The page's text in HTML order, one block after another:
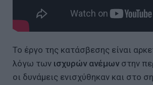
Το έργο της κατάσβεσης είναι
λόγω των ισχυρών ανέμων στην
οι δυνάμεις ενισχύθηκαν και στο